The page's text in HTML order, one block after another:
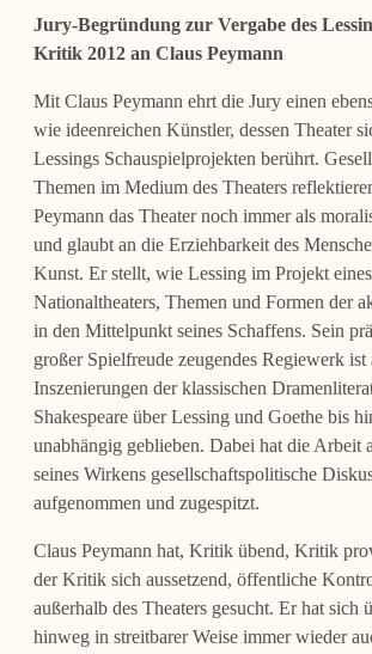
Jury-Begründung zur Vergabe des
Kritik 2012 an Claus Peymann
Mit Claus Peymann ehrt die Jury einen
wie ideenreichen Künstler, dessen Theater
Lessings Schauspielprojekten berührt.
Themen im Medium des Theaters
Peymann das Theater noch immer als
und glaubt an die Erziehbarkeit des
Kunst. Er stellt, wie Lessing im Projekt
Nationaltheaters, Themen und Formen der
in den Mittelpunkt seines Schaffens. Sein
großer Spielfreude zeugendes Regiewerk ist
Inszenierungen der klassischen
Shakespeare über Lessing und Goethe bis
unabhängig geblieben. Dabei hat die Arbeit
seines Wirkens gesellschaftspolitische
aufgenommen und zugespitzt.
Claus Peymann hat, Kritik übend, Kritik
der Kritik sich aussetzend, öffentliche
außerhalb des Theaters gesucht. Er hat sich
hinweg in streitbarer Weise immer wieder